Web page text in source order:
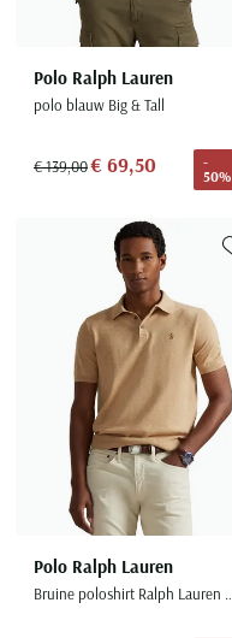
Polo Ralph Lauren
polo blauw Big & Tall
€ 139,00€ 69,50
-
50%
Polo Ralph Lauren
Bruine poloshirt Ralph Lauren normale fit 3 knopen